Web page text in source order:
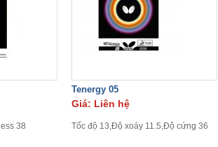
38
Tenergy 05
Giá: Liên hệ
Tốc độ 13,Độ xoáy 11.5,Độ cứng 36